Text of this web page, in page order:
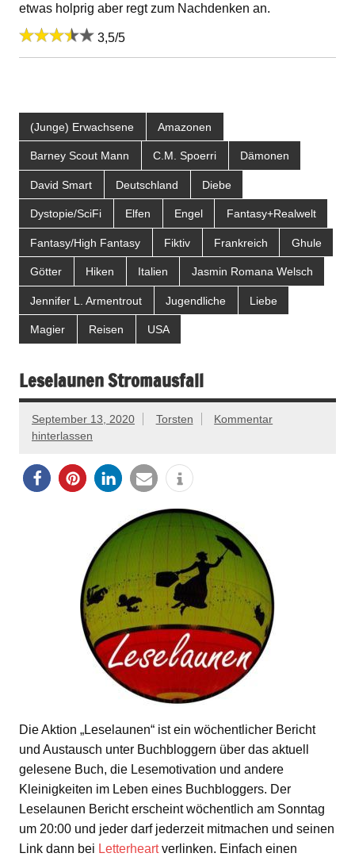
etwas holprig aber regt zum Nachdenken an.
3,5/5
(Junge) Erwachsene Amazonen
Barney Scout Mann C.M. Spoerri Dämonen
David Smart Deutschland Diebe
Dystopie/SciFi Elfen Engel Fantasy+Realwelt
Fantasy/High Fantasy Fiktiv Frankreich Ghule
Götter Hiken Italien Jasmin Romana Welsch
Jennifer L. Armentrout Jugendliche Liebe
Magier Reisen USA
Leselaunen Stromausfall
September 13, 2020 Torsten
Kommentar
hinterlassen
Die Aktion „Leselaunen“ ist ein wöchentlicher Bericht
und Austausch unter Buchbloggern über das aktuell
gelesene Buch, die Lesemotivation und andere
Kleinigkeiten im Leben eines Buchbloggers. Der
Leselaunen Bericht erscheint wöchentlich am Sonntag
um 20:00 und jeder darf jederzeit mitmachen und seinen
Link dann bei Letterheartverlinken. Einfach einen